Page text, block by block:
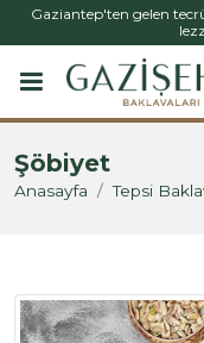
Gaziantep'ten gelen
Şöbiyet
Anasayfa Tepsi